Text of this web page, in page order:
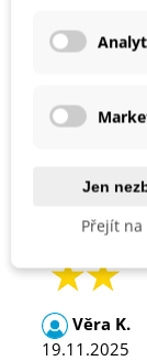
Ranost
Věra K.
19.11.2025
Jen
Přejít